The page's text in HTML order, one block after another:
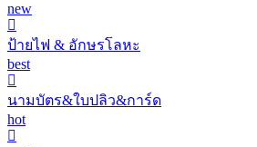
new
ป้ายไฟ & อักษรโลหะ
best
นามบัตร&ใบปลิว&การ์ด
hot